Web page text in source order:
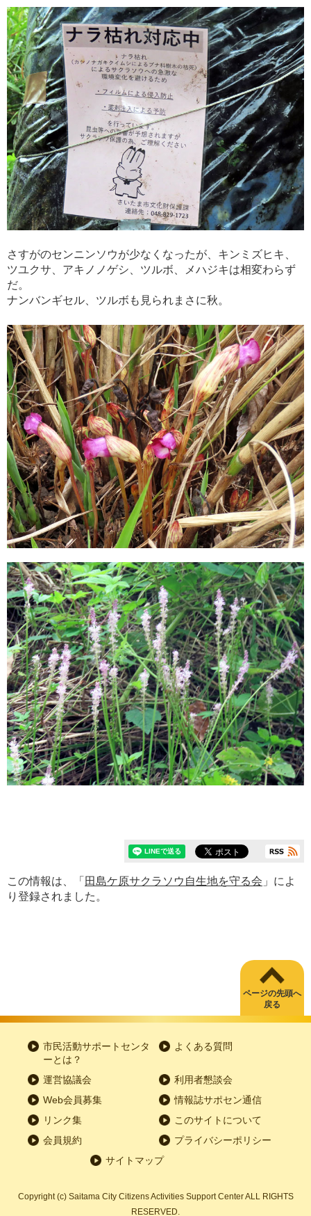
さすがのセンニンソウが少なくなったが、キンミズヒキ、
ツユクサ、アキノノゲシ、ツルボ、メハジキは相変わらず
だ。
ナンバンギセル、ツルボも見られまさに秋。
この情報は、「 田島ケ原サクラソウ自生地を守る会 」によ
り登録されました。
ページの先頭へ
戻る
市民活動サポートセンタ
ーとは？
よくある質問
運営協議会
利用者懇談会
Web会員募集
情報誌サポセン通信
リンク集
このサイトについて
会員規約
プライバシーポリシー
サイトマップ
Copyright(c) Saitama City Citizens Activities Support Center ALL RIGHTS
RESERVED.